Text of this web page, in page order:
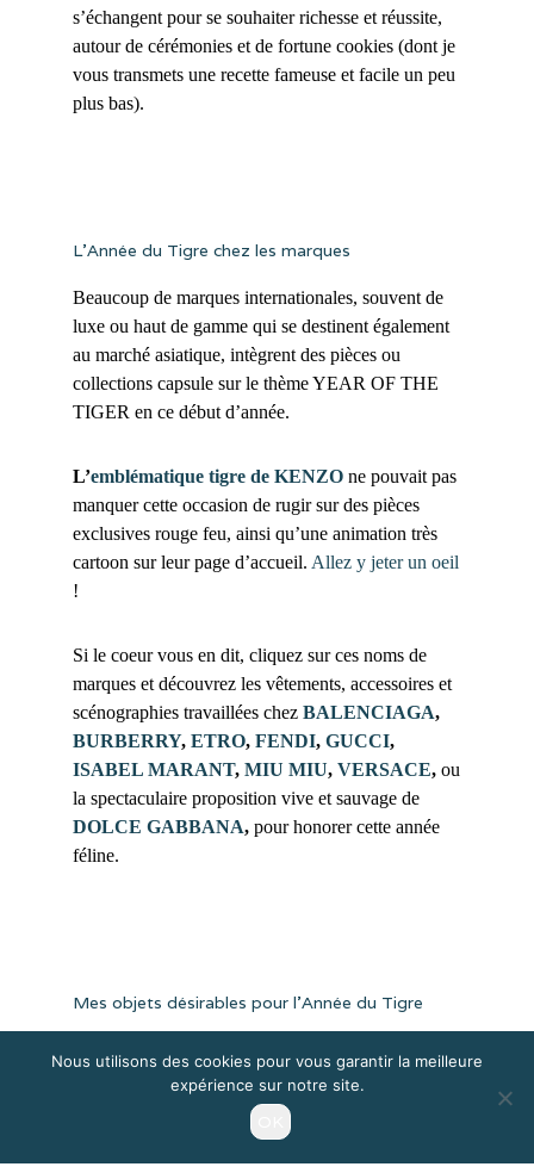
s’échangent pour se souhaiter richesse et réussite,
autour de cérémonies et de fortune cookies (dont je
vous transmets une recette fameuse et facile un peu
plus bas).
L’Année du Tigre chez les marques
Beaucoup de marques internationales, souvent de
luxe ou haut de gamme qui se destinent également
au marché asiatique, intègrent des pièces ou
collections capsule sur le thème YEAR OF THE
TIGER en ce début d’année.
L’emblématique tigre de KENZO ne pouvait pas
manquer cette occasion de rugir sur des pièces
exclusives rouge feu, ainsi qu’une animation très
cartoon sur leur page d’accueil. Allez y jeter un oeil
!
Si le coeur vous en dit, cliquez sur ces noms de
marques et découvrez les vêtements, accessoires et
scénographies travaillées chez BALENCIAGA,
BURBERRY, ETRO, FENDI, GUCCI,
ISABEL MARANT, MIU MIU, VERSACE,ou
la spectaculaire proposition vive et sauvage de
DOLCE GABBANA,pour honorer cette année
féline.
Mes objets désirables pour l’Année du Tigre
rester dans le flow de cette énergie lunaire du Tigre
Nous utilisons des cookies pour vous garantir la meilleure
expérience sur notre site.